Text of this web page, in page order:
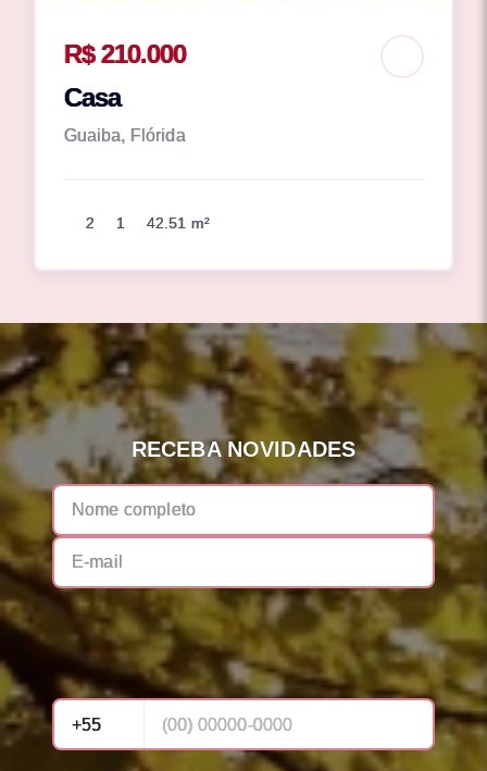
R$ 210.000
Casa
Guaiba, Flórida
2 1 42.51 m²
RECEBA NOVIDADES